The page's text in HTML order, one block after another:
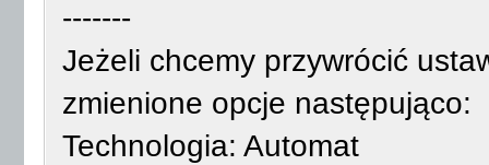
-------
Jeżeli chcemy przywrócić
zmienione opcje następująco:
Technologia: Automat